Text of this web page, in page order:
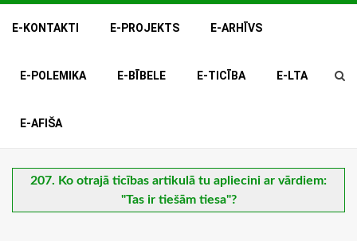
E-KONTAKTI E-PROJEKTS E-ARHĪVS
E-POLEMIKA E-BĪBELE E-TICĪBA E-LTA
E-AFIŠA
207. Ko otrajā ticības artikulā tu apliecini ar vārdiem:
"Tas ir tiešām tiesa"?